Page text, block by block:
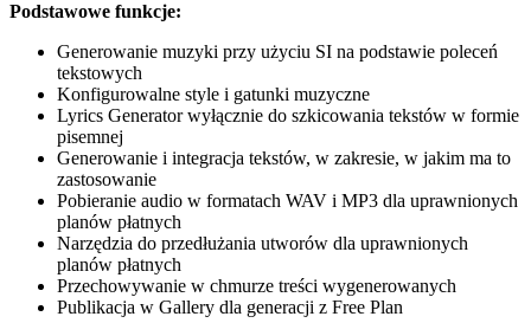
Podstawowe funkcje:
Generowanie muzyki przy użyciu SI na podstawie poleceń
tekstowych
Konfigurowalne style i gatunki muzyczne
Lyrics Generator wyłącznie do szkicowania tekstów w formie
pisemnej
Generowanie i integracja tekstów, w zakresie, w jakim ma to
zastosowanie
Pobieranie audio w formatach WAV i MP3 dla uprawnionych
planów płatnych
Narzędzia do przedłużania utworów dla uprawnionych
planów płatnych
Przechowywanie w chmurze treści wygenerowanych
Publikacja w Gallery dla generacji z Free Plan